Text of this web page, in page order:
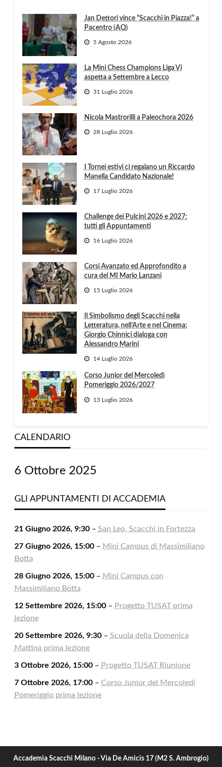
Jan Dettori vince “Scacchi in Piazza!” a
Pacentro (AQ)
5 Agosto 2026
La Mini Chess Champions Liga Vi
aspetta a Settembre a Lecco
31 Luglio 2026
Nicola Mastrorilli a Paleochora 2026
28 Luglio 2026
I Tornei estivi ci regalano un Riccardo
Manella Candidato Nazionale!
17 Luglio 2026
Challenge dei Pulcini 2026 e 2027:
tutti gli Appuntamenti
16 Luglio 2026
Corsi Avanzato ed Approfondito a
cura del MI Mario Lanzani
15 Luglio 2026
Il Simbolismo degli Scacchi nella
Letteratura, nell’Arte e nel Cinema:
Giorgio Chinnici dialoga con
Alessandro Marini
14 Luglio 2026
Corso Junior del Mercoledì
Pomeriggio 2026/2027
13 Luglio 2026
CALENDARIO
6 Ottobre 2025
GLI APPUNTAMENTI DI ACCADEMIA
21 Giugno 2026, 9:30– San Leo, Scacchi in Fortezza
27 Giugno 2026, 15:00– Mini Campus di Massimiliano
Botta
28 Giugno 2026, 15:00– Mini Campus con
Massimiliano Botta
12 Settembre 2026, 15:00– Progetto TUSAT prima
lezione
20 Settembre 2026, 9:30– Scuola della Domenica
Mattina prima lezione
3 Ottobre 2026, 15:00– Progetto TUSAT Riunione
7 Ottobre 2026, 17:00– Corso Junior del Mercoledì
Pomeriggio prima lezione
Accademia Scacchi Milano - Via De Amicis 17 (M2 S. Ambrogio)